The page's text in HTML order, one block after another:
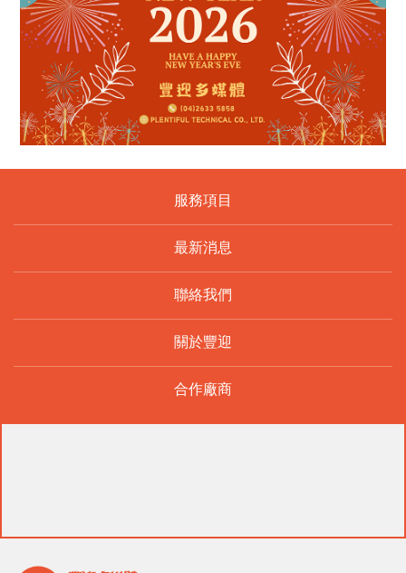
服務項目
最新消息
聯絡我們
關於豐迎
合作廠商